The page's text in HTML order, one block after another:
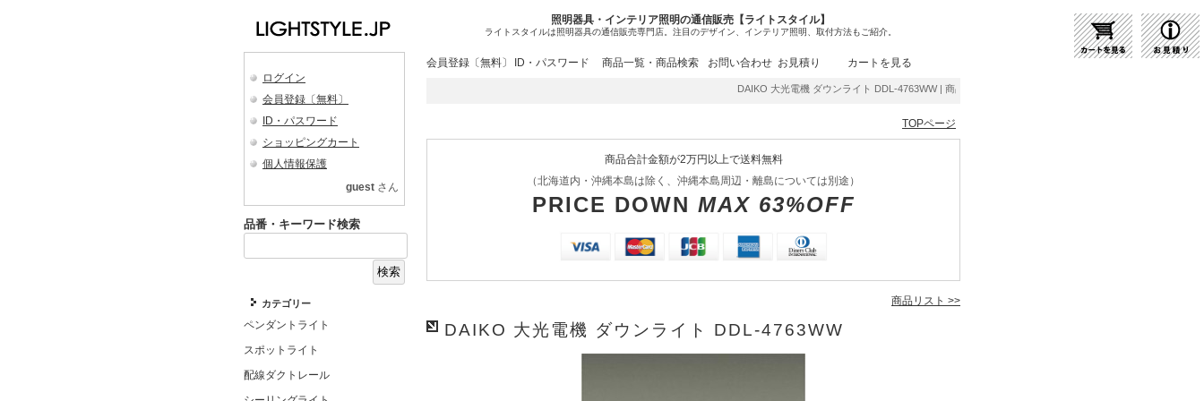
照明器具・インテリア照明の通信販売【ライトスタイル】
ライトスタイルは照明器具の通信販売専門店。注目のデザイン、インテリア照明、取付方法もご紹介。
ログイン
会員登録〔無料〕
ID・パスワード
ショッピングカート
個人情報保護
guest さん
品番・キーワード検索
カテゴリー
ペンダントライト
スポットライト
配線ダクトレール
会員登録〔無料〕 ID・パスワード 商品一覧・商品検索 お問い合わせ お見積り カートを見る
DAIKO 大光電機 ダウンライト DDL-4763WW | 商品紹介 | 照明器具の通販・インテリア照明の通信販売【ライ
TOPページ
商品合計金額が2万円以上で送料無料
（北海道内・沖縄本島は除く、沖縄本島周辺・離島については別途）
PRICE DOWN MAX 63%OFF
商品リスト >>
DAIKO 大光電機 ダウンライト DDL-4763WW